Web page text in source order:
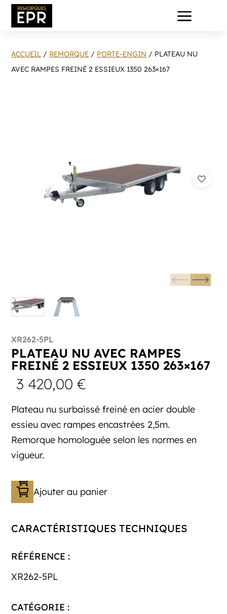
a
ACCUEIL / REMORQUE / PORTE-ENGIN / PLATEAU NU
AVEC RAMPES FREINÉ 2 ESSIEUX 1350 263×167
XR262-5PL
PLATEAU NU AVEC RAMPES
FREINÉ 2 ESSIEUX 1350 263×167
3 420,00€
Plateau nu surbaissé freiné en acier double
essieu avec rampes encastrées 2,5m.
Remorque homologuée selon les normes en
vigueur.
Ajouter au panier
CARACTÉRISTIQUES TECHNIQUES
RÉFÉRENCE :
XR262-5PL
CATÉGORIE :